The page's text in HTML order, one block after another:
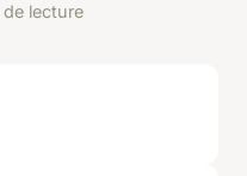
lecture